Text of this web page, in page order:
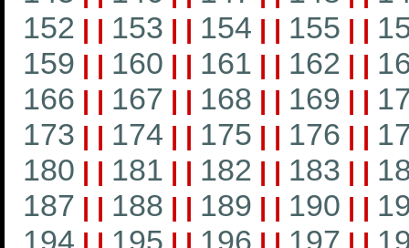
152 | | 153 | | 154 | | 155 | |
159 | | 160 | | 161 | | 162 | |
166 | | 167 | | 168 | | 169 | |
173 | | 174 | | 175 | | 176 | |
180 | | 181 | | 182 | | 183 | |
187 | | 188 | | 189 | | 190 | |
194
195 196 197